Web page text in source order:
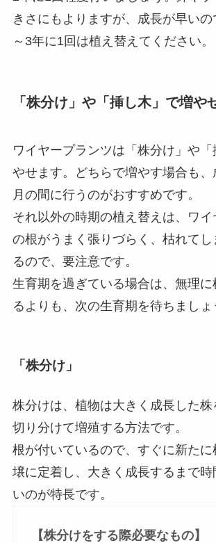
きさにもよりますが、成長が早い
～3年に1回は植え替えてください。
「株分け」や「挿し木」で増や
ワイヤープランツは「株分け」や
やせます。どちらで増やす場合も
月の間に行うのがおすすめです。
それ以外の時期の植え替えは、ワイ
の根がうまく張りづらく、枯れてし
るので、要注意です。
生育期を過ぎている場合は、無理に
るよりも、次の生育期を待ちましょ
「株分け」
株分けは、植物は大きく成長した株
切り分けて増殖する方法です。
根が付いているので、すぐに新たに
壌に定着し、大きく成長するまで時
いのが特長です。
【株分けをする際必要なもの】